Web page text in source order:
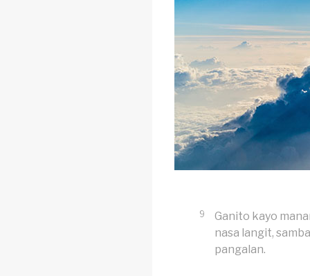
9
Ganito kayo
nasa langit,
pangalan.